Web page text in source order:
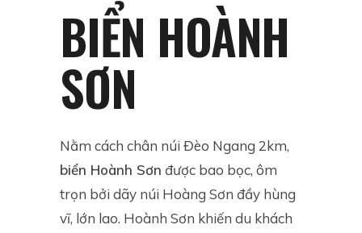
BIỂN HOÀNH
SƠN
Nằm cách chân núi Đèo Ngang 2km,
biển Hoành Sơn được bao bọc, ôm
trọn bởi dãy núi Hoàng Sơn đầy hùng
vĩ, lớn lao. Hoành Sơn khiến du khách